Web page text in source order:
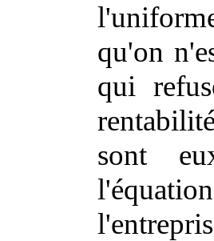
qu'on
qui
sont